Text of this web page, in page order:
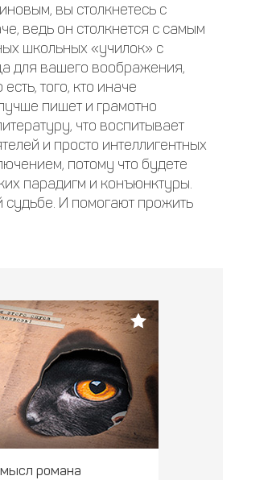
вы столкнетесь с
ведь он столкнется с самым
школьных «училок» с
для вашего воображения,
того, кто иначе
пишет и грамотно
что воспитывает
и просто интеллигентных
потому что будете
парадигм и конъюнктуры.
И помогают прожить
романа